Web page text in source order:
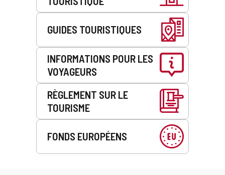
GUIDES TOURISTIQUES
INFORMATIONS POUR LES
VOYAGEURS
RÈGLEMENT SUR LE
TOURISME
FONDS EUROPÉENS